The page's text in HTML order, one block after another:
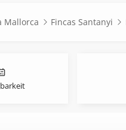
Mallorca Fincas Santanyi